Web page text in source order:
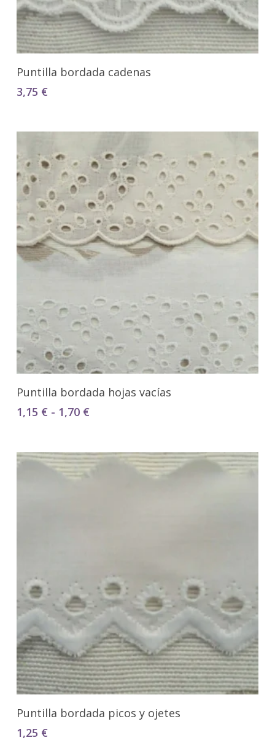
Seleccionar Opciones
Puntilla bordada cadenas
3,75 €
Seleccionar Opciones
Puntilla bordada hojas vacías
1,15 € - 1,70 €Rango
desde
1,15 €
Seleccionar Opciones
Puntilla bordada picos y ojetes
1,25 €